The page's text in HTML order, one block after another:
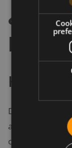
¿Qué
Después de
agua. Agrega
caluroso.